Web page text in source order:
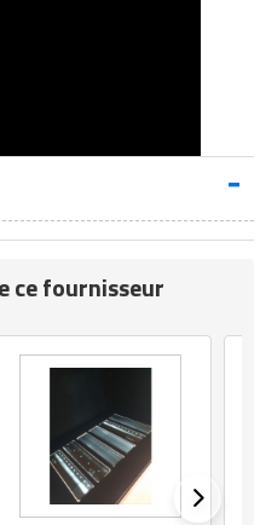
ce fournisseur